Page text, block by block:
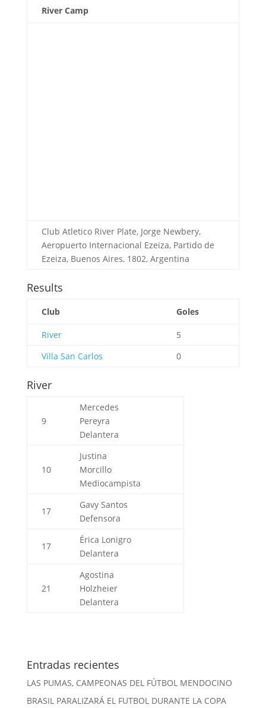
River Camp
Club Atletico River Plate, Jorge Newbery,
Aeropuerto Internacional Ezeiza, Partido de
Ezeiza, Buenos Aires, 1802, Argentina
Results
Club Goles
River
5
Villa San Carlos
0
River
9
Mercedes
Pereyra
Delantera
10
Justina
Morcillo
Mediocampista
17
Gavy Santos
Defensora
17
Érica Lonigro
Delantera
21
Agostina
Holzheier
Delantera
Entradas recientes
LAS PUMAS, CAMPEONAS DEL FÚTBOL MENDOCINO
BRASIL PARALIZARÁ EL FUTBOL DURANTE LA COPA